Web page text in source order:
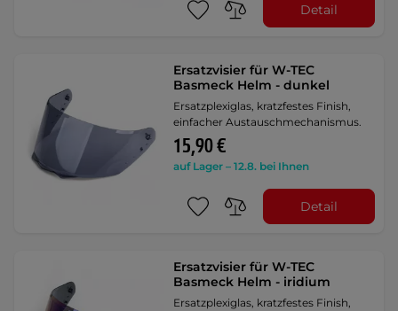
Detail
Ersatzvisier für W-TEC
Basmeck Helm - dunkel
Ersatzplexiglas, kratzfestes Finish,
einfacher Austauschmechanismus.
15,90 €
auf Lager – 12.8. bei Ihnen
Detail
Ersatzvisier für W-TEC
Basmeck Helm - iridium
Ersatzplexiglas, kratzfestes Finish,